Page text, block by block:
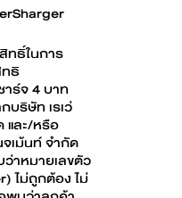
ทธิ์ในการ
ทธิ
ร์จ 4 บาท
บริษัท เรเว่
และ/หรือ
เม้นท์ จํากัด
าหมายเลขตัว
ไม่ถูกต้อง ไม่